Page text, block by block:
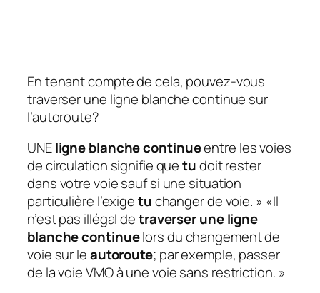
En tenant compte de cela, pouvez-vous
traverser une ligne blanche continue sur
l’autoroute?
UNEligne blanche continueentre les voies
de circulation signifie quetudoit rester
dans votre voie sauf si une situation
particulière l’exigetuchanger de voie. » «Il
n’est pas illégal detraverser une ligne
blanche continuelors du changement de
voie sur leautoroute; par exemple, passer
de la voie VMO à une voie sans restriction. »